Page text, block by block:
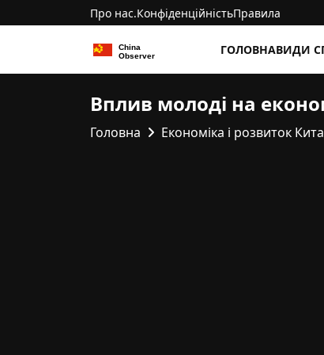
Про нас.КонфіденційністьПравила
ГОЛОВНАВИДИ
Вплив молоді на
Головна Економіка і розвиток